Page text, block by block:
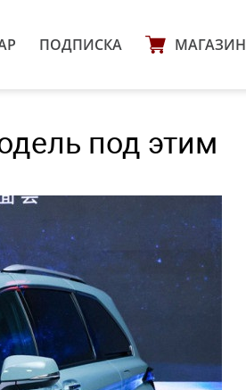
ПОДПИСКА МАГАЗИН
под этим